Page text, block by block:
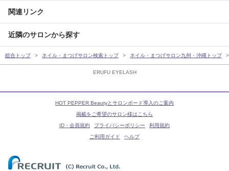
ERUFU EYELASH
関連リンク
近隣のサロンから探す
総合トップ ネイル・まつげサロン検索トップ ネイル・まつげサロン九州・沖縄トップ
HOT PEPPER Beautyとサロンボード導入のご案内
掲載をご希望のサロン様はこちら
ID・会員規約
プライバシーポリシー
利用規約
ご利用ガイド
ヘルプ